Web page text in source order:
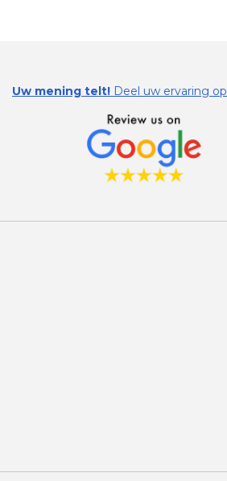
Uw mening telt! Deel uw ervaring op